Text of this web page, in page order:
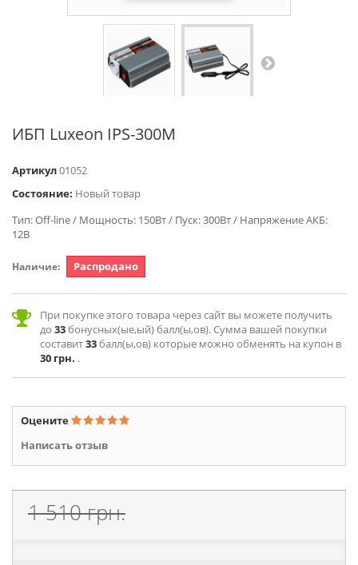
ИБП Luxeon IPS-300M
Артикул01052
Состояние: Новый товар
Тип: Off-line / Мощность: 150Вт / Пуск: 300Вт / Напряжение АКБ:
12В
Наличие: Распродано
При покупке этого товара через сайт вы можете получить
до 33бонусных(ые,ый) балл(ы,ов). Сумма вашей покупки
составит33балл(ы,ов) которые можно обменять на купон в
30 грн. .
Оцените
Написать отзыв
1 510 грн.